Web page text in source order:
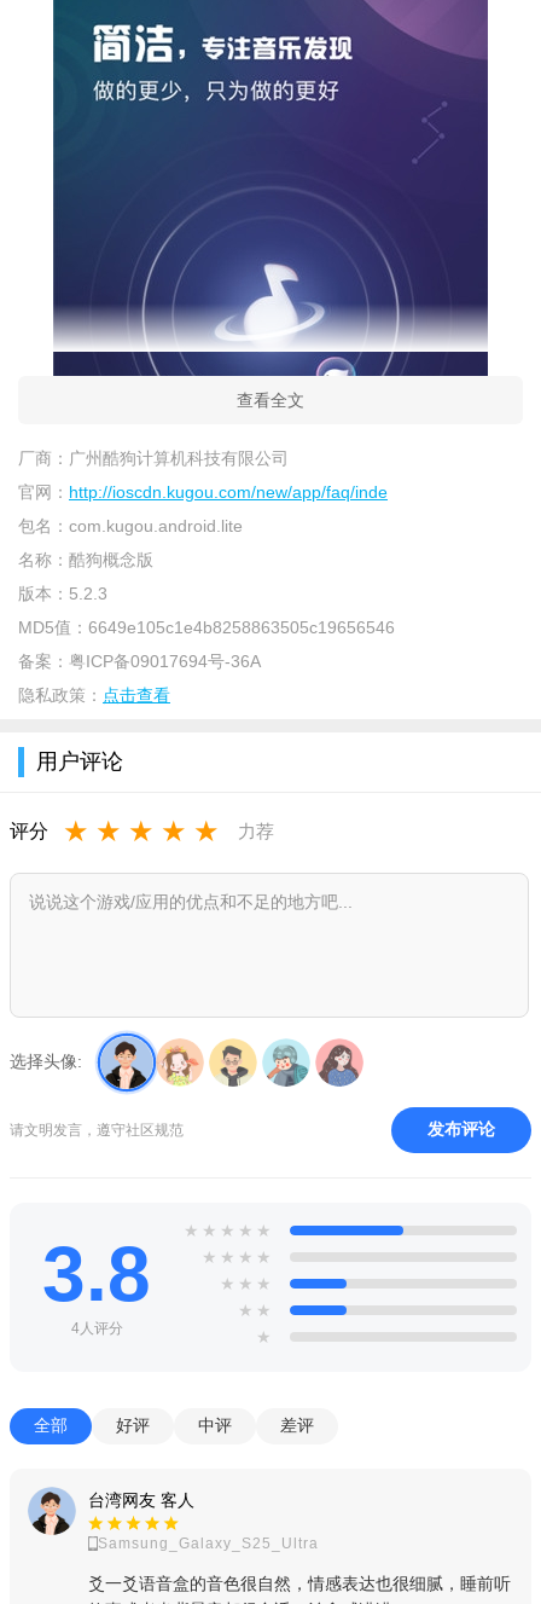
酷狗音乐概念版是专注于音乐发现，功能简洁，界面清新的
数字音乐平台！
功能亮点
【全新视听体验】
使用界面清新简洁，播放操作便捷顺畅，给你更爽的音乐体
验。
全新内容
搜索及高速下载
完美音乐播放
更动听
查看全文
厂商： 广州酷狗计算机科技有限公司
官网： http://ioscdn.kugou.com/new/app/faq/inde
包名： com.kugou.android.lite
名称： 酷狗概念版
版本： 5.2.3
MD5值： 6649e105c1e4b8258863505c19656546
备案： 粤ICP备09017694号-36A
隐私政策： 点击查看
用户评论
评分 ★ ★ ★ ★ ★ 力荐
选择头像:
请文明发言，遵守社区规范 发布评论
3.8
4人评分
★ ★ ★ ★ ★
★ ★ ★ ★
★ ★ ★
★ ★
★
全部 好评 中评 差评
台湾网友 客人
Samsung_Galaxy_S25_Ultra
爻一爻语音盒的音色很自然，情感表达也很细腻，睡前听